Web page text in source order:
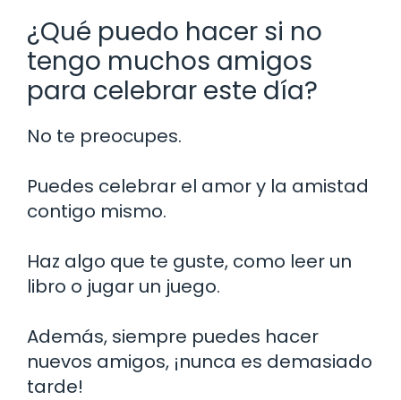
¿Qué puedo hacer si no
tengo muchos amigos
para celebrar este día?
No te preocupes.
Puedes celebrar el amor y la amistad
contigo mismo.
Haz algo que te guste, como leer un
libro o jugar un juego.
Además, siempre puedes hacer
nuevos amigos, ¡nunca es demasiado
tarde!